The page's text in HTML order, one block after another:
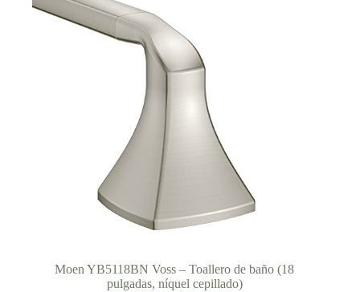
Moen YB5118BN Voss – Toallero de baño (18
pulgadas, níquel cepillado)